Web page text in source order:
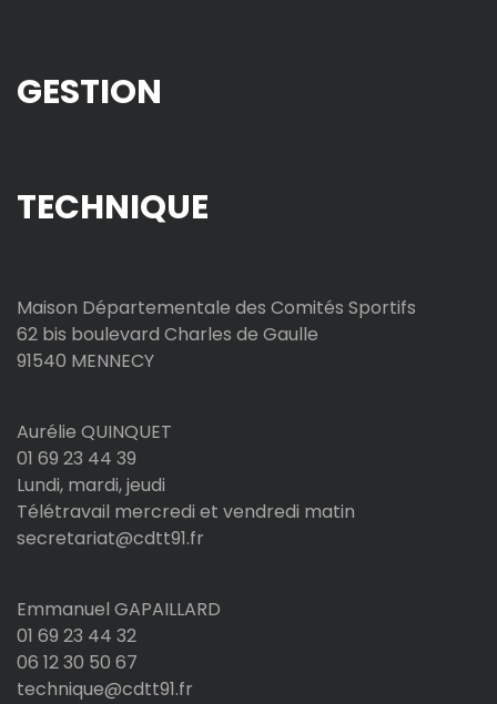
GESTION
TECHNIQUE
Maison Départementale des Comités Sportifs
62 bis boulevard Charles de Gaulle
91540 MENNECY
Aurélie QUINQUET
01 69 23 44 39
Lundi, mardi, jeudi
Télétravail mercredi et vendredi matin
secretariat@cdtt91.fr
Emmanuel GAPAILLARD
01 69 23 44 32
06 12 30 50 67
technique@cdtt91.fr